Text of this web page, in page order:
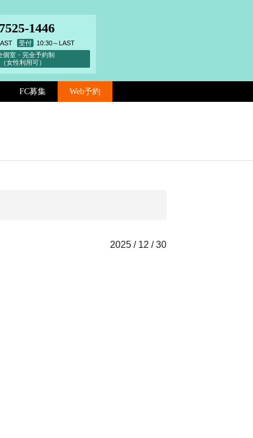
1446
受付
10:30～LAST
個室・完全予約制
（女性利用可）
FC募集 Web予約
2025 / 12 / 30